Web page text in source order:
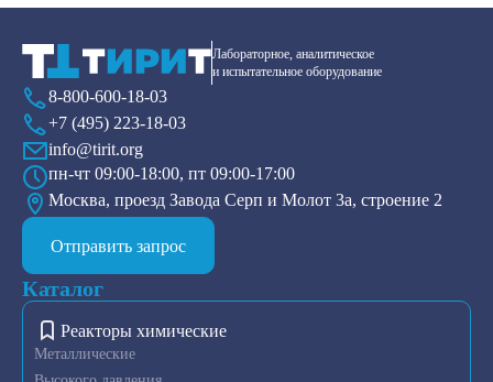
Лабораторное, аналитическое
и испытательное оборудование
8-800-600-18-03
+7 (495) 223-18-03
info@tirit.org
пн-чт 09:00-18:00, пт 09:00-17:00
Москва, проезд Завода Серп и Молот 3а, строение 2
Отправить запрос
Каталог
Реакторы химические
Металлические